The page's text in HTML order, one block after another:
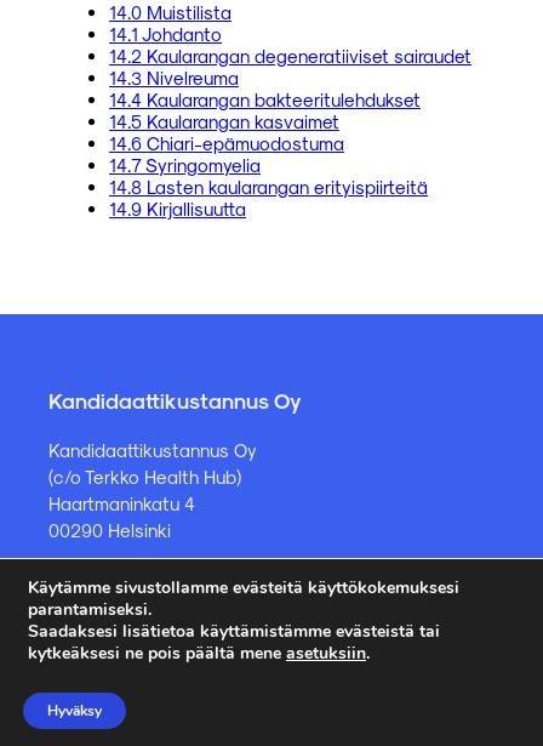
PALAUTE
KIRJAUDU
14.0 Muistilista
14.1 Johdanto
14.2 Kaularangan degeneratiiviset sairaudet
14.3 Nivelreuma
14.4 Kaularangan bakteeritulehdukset
14.5 Kaularangan kasvaimet
14.6 Chiari-epämuodostuma
14.7 Syringomyelia
14.8 Lasten kaularangan erityispiirteitä
14.9 Kirjallisuutta
Kandidaattikustannus Oy
Kandidaattikustannus Oy
(c/o Terkko Health Hub)
Haartmaninkatu 4
00290 Helsinki
Kirjakauppa ja muut asiat
kauppa@kandidaattikustannus.fi
Käytämme sivustollamme evästeitä käyttökokemuksesi
parantamiseksi.
Saadaksesi lisätietoa käyttämistämme evästeistä tai
kytkeäksesi ne pois päältä mene asetuksiin.
Hyväksy